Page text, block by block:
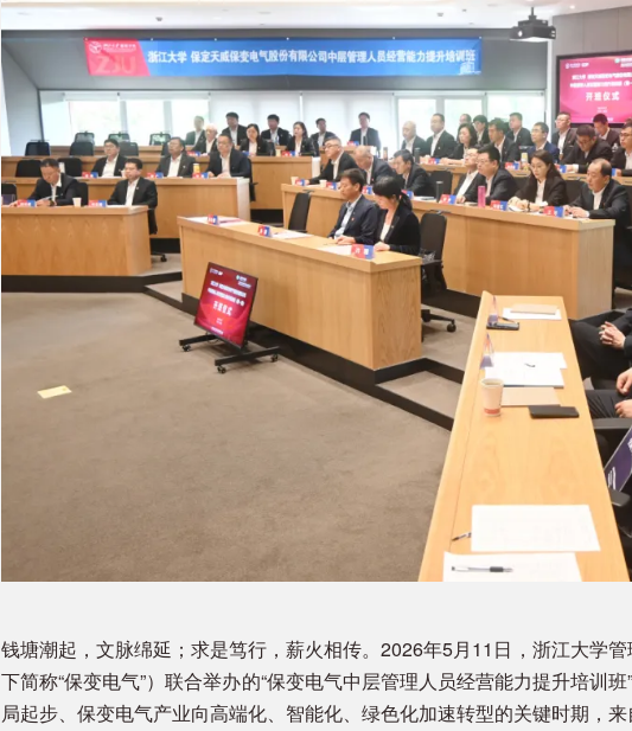
钱塘潮起，文脉绵延；求是笃行，薪火相传。2026年5月11日，浙江大学
下简称“保变电气”）联合举办的“保变电气中层管理人员经营能力提升培训
局起步、保变电气产业向高端化、智能化、绿色化加速转型的关键时期，